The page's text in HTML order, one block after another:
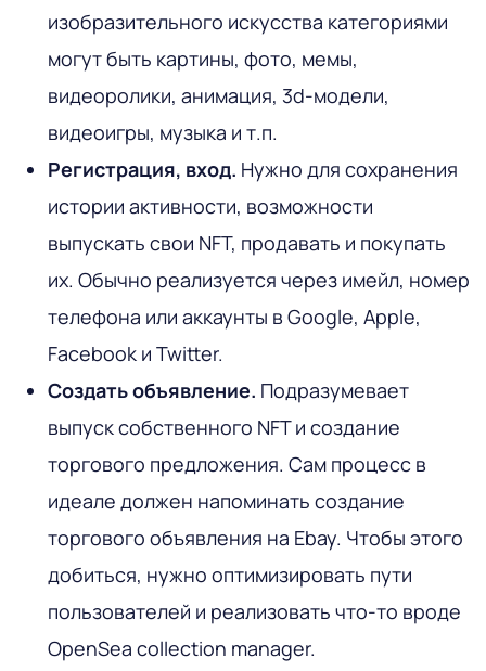
изобразительного искусства категориями
могут быть картины, фото, мемы,
видеоролики, анимация, 3d-модели,
видеоигры, музыка и т.п.
Регистрация, вход. Нужно для сохранения
истории активности, возможности
выпускать свои NFT, продавать и покупать
их. Обычно реализуется через имейл, номер
телефона или аккаунты в Google, Apple,
Facebook и Twitter.
Создать объявление. Подразумевает
выпуск собственного NFT и создание
торгового предложения. Сам процесс в
идеале должен напоминать создание
торгового объявления на Ebay. Чтобы этого
добиться, нужно оптимизировать пути
пользователей и реализовать что-то вроде
OpenSea collection manager.